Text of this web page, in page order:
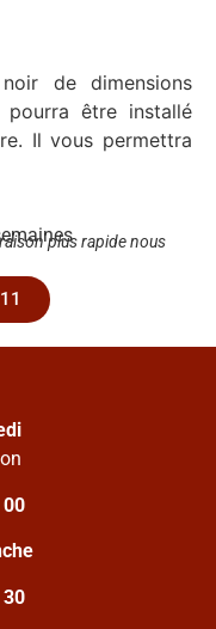
de dimensions
être installé
Il vous permettra
plus rapide nous
00
30